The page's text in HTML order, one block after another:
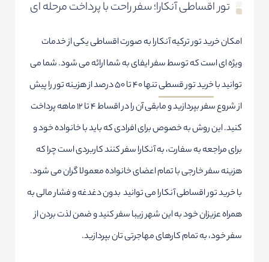
تور اقساطی آنکارا؛ سفر راحت با پرداخت مرحله ای
امکان خرید تور ترکیه آنکارا به صورت اقساطی یکی از خدمات
ویژه ای است که توسط سفر ایفای به شما ارائه می شود. شما می
توانید باخرید تور قسطی
تنها 40 تا 50 درصد از هزینه تور را پیش
از شروع سفر بپردازید و مابقی آن را در اقساط 4 تا 12 ماهه پرداخت
کنید. این روش به خصوص برای افرادی که باید با خانواده خود و
برای مراجعه به سفارت، به آنکارا سفر کنند کاربردی است چرا که
هزینه سفر خارجی با تمام اعضای خانواده معمولا گران می شود.
با خرید تور اقساطی آنکارا می توانید بدون دغدغه و فشار مالی به
همراه عزیزان خود به این شهر زیبا سفر کنید و ضمن لذت بردن از
سفر خود، به تمام کارهای مهاجرتی تان بپردازید.